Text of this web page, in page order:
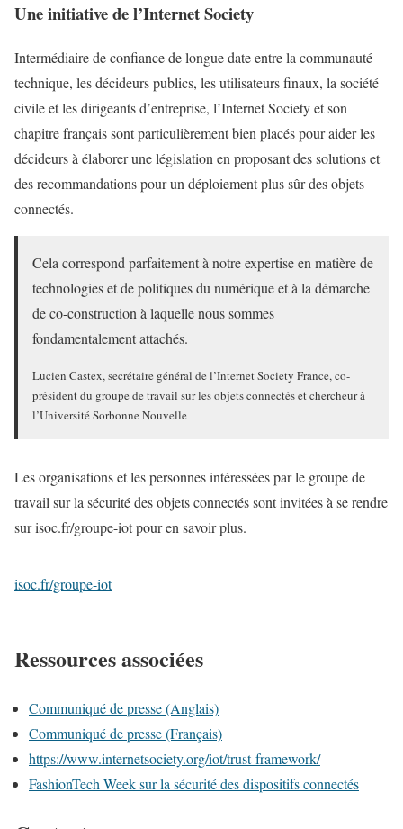
Une initiative de l’Internet Society
Intermédiaire de confiance de longue date entre la communauté
technique, les décideurs publics, les utilisateurs finaux, la société
civile et les dirigeants d’entreprise, l’Internet Society et son
chapitre français sont particulièrement bien placés pour aider les
décideurs à élaborer une législation en proposant des solutions et
des recommandations pour un déploiement plus sûr des objets
connectés.
Cela correspond parfaitement à notre expertise en matière de
technologies et de politiques du numérique et à la démarche
de co-construction à laquelle nous sommes
fondamentalement attachés.
Lucien Castex, secrétaire général de l’Internet Society France, co-
président du groupe de travail sur les objets connectés et chercheur à
l’Université Sorbonne Nouvelle
Les organisations et les personnes intéressées par le groupe de
travail sur la sécurité des objets connectés sont invitées à se rendre
sur isoc.fr/groupe-iot pour en savoir plus.
isoc.fr/groupe-iot
Ressources associées
Communiqué de presse (Anglais)
Communiqué de presse (Français)
https://www.internetsociety.org/iot/trust-framework/
FashionTech Week sur la sécurité des dispositifs connectés